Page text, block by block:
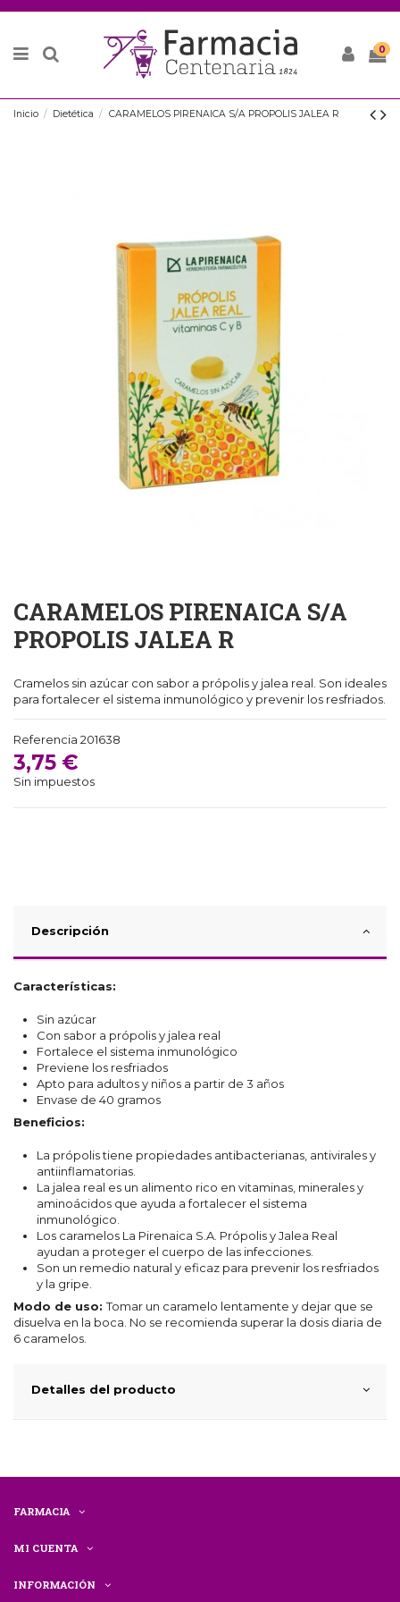
0
Inicio Dietética CARAMELOS PIRENAICA S/A PROPOLIS JALEA R
CARAMELOS PIRENAICA S/A
PROPOLIS JALEA R
Cramelos sin azúcar con sabor a própolis y jalea real. Son ideales
para fortalecer el sistema inmunológico y prevenir los resfriados.
Referencia 201638
3,75 €
Sin impuestos
Descripción
Características:
Sin azúcar
Con sabor a própolis y jalea real
Fortalece el sistema inmunológico
Previene los resfriados
Apto para adultos y niños a partir de 3 años
Envase de 40 gramos
Beneficios:
La própolis tiene propiedades antibacterianas, antivirales y
antiinflamatorias.
La jalea real es un alimento rico en vitaminas, minerales y
aminoácidos que ayuda a fortalecer el sistema
inmunológico.
Los caramelos La Pirenaica S.A. Própolis y Jalea Real
ayudan a proteger el cuerpo de las infecciones.
Son un remedio natural y eficaz para prevenir los resfriados
y la gripe.
Modo de uso:Tomar un caramelo lentamente y dejar que se
disuelva en la boca. No se recomienda superar la dosis diaria de
6 caramelos.
Detalles del producto
FARMACIA
MI CUENTA
INFORMACIÓN